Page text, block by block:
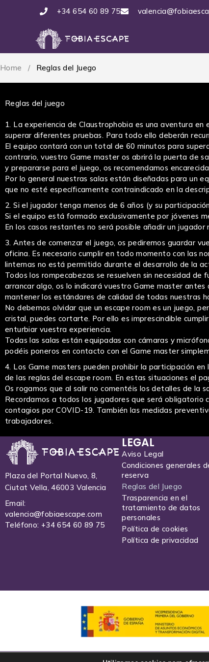
+34 654 60 89 75
Home / Reglas del Juego
Reglas del juego
La experiencia de Claustrophobia es una aventura
superar diferentes pruebas. Para todo ello deberán
El equipo contará con un total de 60 minutos para
contrario, vuestro Game master os abrirá la puerta de
y prepararse para el juego, os recomendamos
Por lo general nuestras salas están diseñadas para un
que no esté específicamente contraindicado en la
Si el jugador tenga menos de 6 años (y su
Si el equipo está formado exclusivamente por jóvenes
En los casos restantes no será posible añadir un
Antes de comenzar el juego, os pediremos guardar
oficina. Es necesario cumplir en todo momento con las
linternas no está permitido durante el desarrollo de la
Todos los rompecabezas se resuelven sin necesidad
arrancar algo, os lo indicará vuestro Game master
mantener los estándares de calidad de todas nuestras
No debemos olvidar que un escape room es un juego,
cristal, puedes cortarte. Por ello es imprescindible
enturbiar vuestra experiencia.
Todas las salas están equipadas con cámaras y
podéis poneros en contacto con el Game master
Los Game masters pueden prohibir la participación
de las reglas del escape room. En estas situaciones el
Os rogamos que al salir no comentéis los detalles de la
Recordamos a todos los jugadores que será obligatorio
contagios por COVID-19. También las medidas
trabajadores.
Plaza del Portal Nuevo, 8,
Ciutat Vella, 46003 Valencia
Email:
valencia@fobiaescape.com
Teléfono: +34 654 60 89 75
LEGAL
Aviso Legal
Condiciones generales
reserva
Reglas del Juego
Trasparencia en el
tratamiento de datos
personales
Política de cookies
Política de privacidad